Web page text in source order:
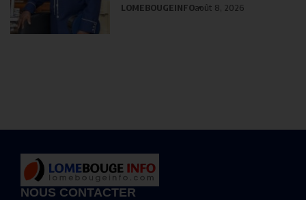
LOMEBOUGEINFOaoût 8, 2026
NOUS CONTACTER